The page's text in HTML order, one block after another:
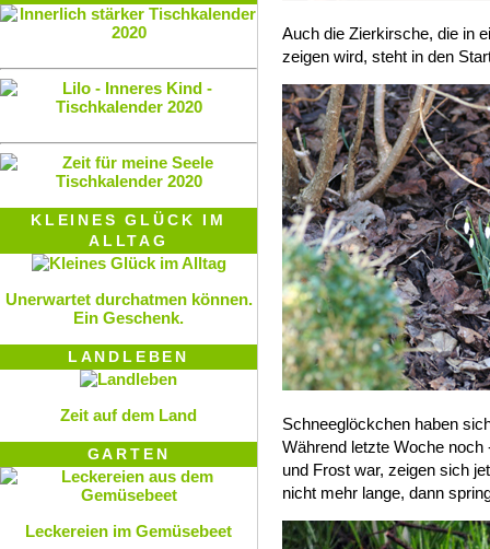
Auch die Zierkirsche, die in
zeigen wird, steht in den
Schneeglöckchen haben
Während letzte Woche
und Frost war, zeigen sich
nicht mehr lange, dann
KLEINES GLÜCK IM
ALLTAG
Unerwartet durchatmen können.
Ein Geschenk.
LANDLEBEN
Zeit auf dem Land
GARTEN
Leckereien im Gemüsebeet